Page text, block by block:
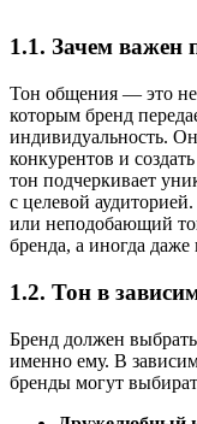
1.1. Зачем важен
Тон общения — это не
которым бренд
индивидуальность.
конкурентов и
тон подчеркивает
с целевой
или неподобающий
бренда, а иногда
1.2. Тон в
Бренд должен
именно ему. В
бренды могут